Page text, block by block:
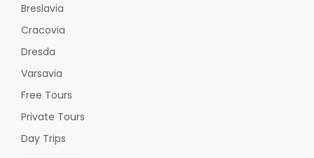
Breslavia
Cracovia
Dresda
Varsavia
Free Tours
Private Tours
Day Trips